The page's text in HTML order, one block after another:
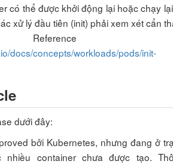
có thể được khởi động lại hoặc chạy
xử lý đầu tiên (init) phải xem xét cẩn
docs/concepts/workloads/pods/init-
dưới đây:
bởi Kubernetes, nhưng đang ở
container chưa được tạo.